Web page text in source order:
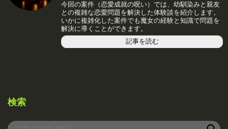
今回の案件（恋愛成就の呪い）では、幼馴染みと親友
との複雑な恋愛問題を解決した体験談を紹介します。
いかに複雑化した案件でも魔女の経験と知識で問題を
解決に導くことができます。
記事を読む
検索